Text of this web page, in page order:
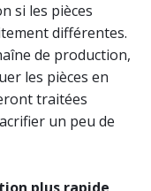
si les pièces
différentes.
de production,
les pièces en
traitées
un peu de